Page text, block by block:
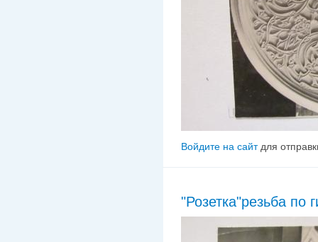
Войдите на сайтдля
"Розетка"резьба по